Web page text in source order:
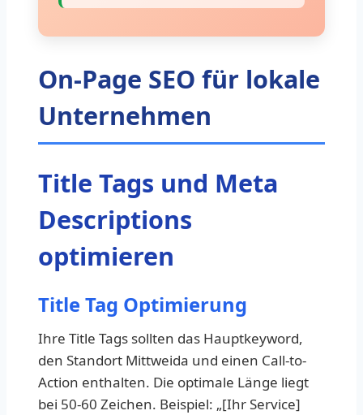
On-Page SEO für lokale
Unternehmen
Title Tags und Meta
Descriptions
optimieren
Title Tag Optimierung
Ihre Title Tags sollten das Hauptkeyword,
den Standort Mittweida und einen Call-to-
Action enthalten. Die optimale Länge liegt
bei 50-60 Zeichen. Beispiel: „[Ihr Service]